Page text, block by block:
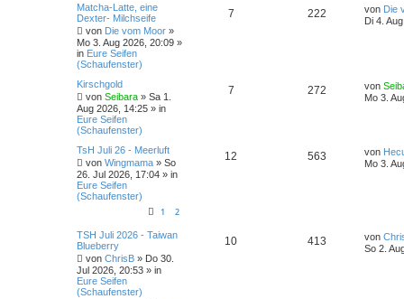
Matcha-Latte, eine
Dexter- Milchseife
von Die vom Moor »
Mo 3. Aug 2026, 20:09 »
in Eure Seifen
(Schaufenster)
7 222 von Die
Di 4.
Kirschgold
von Seibara » Sa 1.
Aug 2026, 14:25 » in
Eure Seifen
(Schaufenster)
7 272 von
Mo 3.
TsH Juli 26 - Meerluft
von Wingmama » So
26. Jul 2026, 17:04 » in
Eure Seifen
(Schaufenster)
1 2
12 563 von
Mo 3.
TSH Juli 2026 - Taiwan
Blueberry
von ChrisB » Do 30.
Jul 2026, 20:53 » in
Eure Seifen
(Schaufenster)
10 413 von
So 2.